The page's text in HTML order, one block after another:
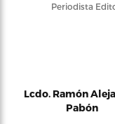
Periodista
Lcdo. Ramón
Pabón